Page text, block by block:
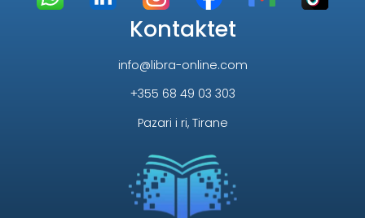
Kontaktet
info@libra-online.com
+355 68 49 03 303
Pazari i ri, Tirane